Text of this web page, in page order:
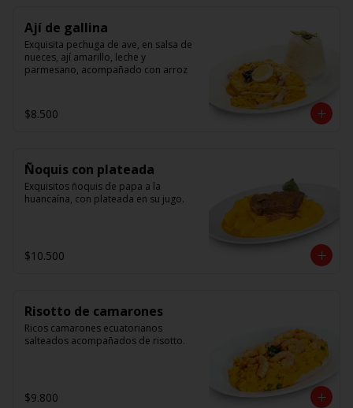
Ají de gallina
Exquisita pechuga de ave, en salsa de
nueces, ají amarillo, leche y
parmesano, acompañado con arroz
$8.500
Ñoquis con plateada
Exquisitos ñoquis de papa a la
huancaína, con plateada en su jugo.
$10.500
Risotto de camarones
Ricos camarones ecuatorianos
salteados acompañados de risotto.
$9.800